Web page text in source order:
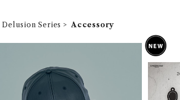
Delusion Series Accessory